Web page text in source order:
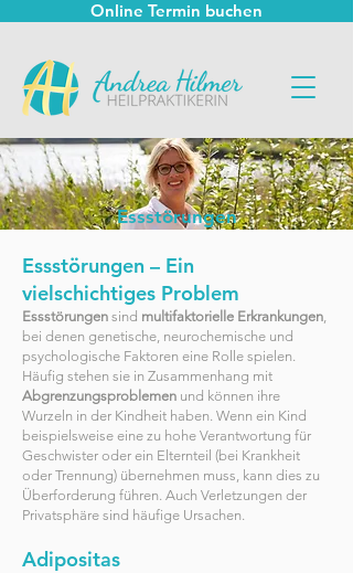
Online Termin buchen
Essstörungen
Essstörungen – Ein
vielschichtiges Problem
Essstörungen sind multifaktorielle Erkrankungen,
bei denen genetische, neurochemische und
psychologische Faktoren eine Rolle spielen.
Häufig stehen sie in Zusammenhang mit
Abgrenzungsproblemen und können ihre
Wurzeln in der Kindheit haben. Wenn ein Kind
beispielsweise eine zu hohe Verantwortung für
Geschwister oder ein Elternteil (bei Krankheit
oder Trennung) übernehmen muss, kann dies zu
Überforderung führen. Auch Verletzungen der
Privatsphäre sind häufige Ursachen.
Adipositas